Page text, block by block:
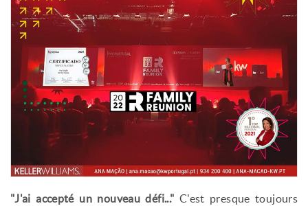
"J'ai accepté un nouveau défi..." C'est presque toujours